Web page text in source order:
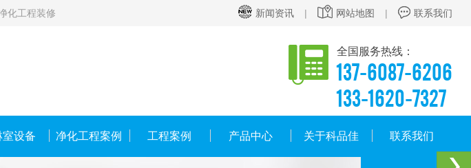
化工程装修 新闻资讯 | 网站地图 | 联系我们
全国服务热线：
137-6087-6206
133-1620-7327
室设备 净化工程案例 工程案例 产品中心 关于科品佳 联系我们